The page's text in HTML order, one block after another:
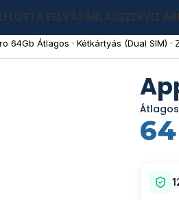
FELVÁSÁRLÁSSZERVIZ
64Gb Átlagos · Kétkártyás (Dual SIM) ·
Átlagos